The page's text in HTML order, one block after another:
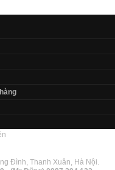
Đình, Thanh Xuân, Hà Nội.